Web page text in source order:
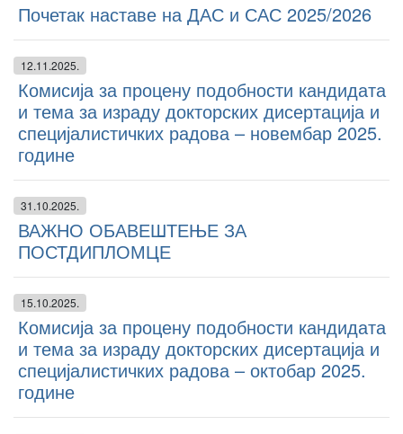
Почетак наставе на ДАС и САС 2025/2026
12.11.2025.
Комисија за процену подобности кандидата
и тема за израду докторских дисертација и
специјалистичких радова – новембар 2025.
године
31.10.2025.
ВАЖНО ОБАВЕШТЕЊЕ ЗА
ПОСТДИПЛОМЦЕ
15.10.2025.
Комисија за процену подобности кандидата
и тема за израду докторских дисертација и
специјалистичких радова – октобар 2025.
године